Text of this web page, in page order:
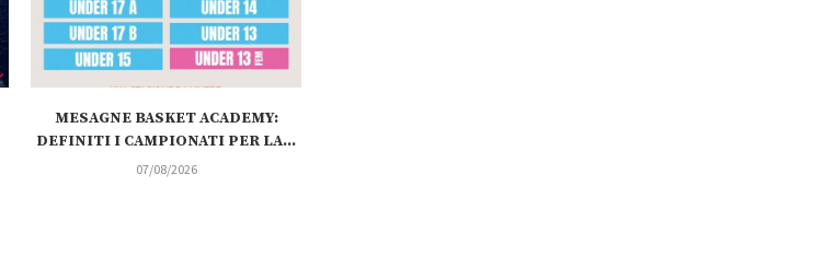
MESAGNE BASKET ACADEMY:
DEFINITI I CAMPIONATI PER LA...
07/08/2026